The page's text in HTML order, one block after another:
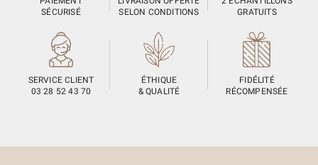
SÉCURISÉ
SELON CONDITIONS
GRATUITS
SERVICE CLIENT
03 28 52 43 70
ÉTHIQUE
& QUALITÉ
FIDÉLITÉ
RÉCOMPENSÉE